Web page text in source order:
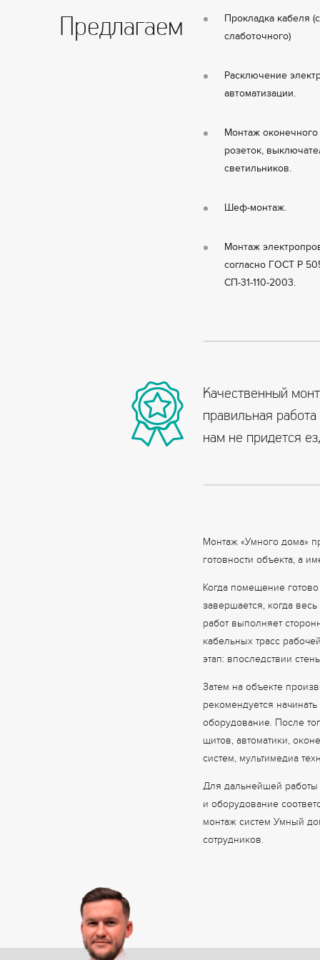
Предлагаем
Прокладка кабеля
слаботочного)
Расключение
автоматизации.
Монтаж
розеток,
светильников.
Шеф-монтаж.
Монтаж
согласно ГОСТ Р
СП-31-110-2003.
Качественный
правильная
нам не придется
Монтаж «Умного дома»
готовности объекта, а
Когда помещение
завершается, когда
работ выполняет
кабельных трасс
этап: впоследствии
Затем на объекте
рекомендуется
оборудование. После
щитов, автоматики,
систем, мультимедиа
Для дальнейшей работы
и оборудование
монтаж систем Умный
сотрудников.